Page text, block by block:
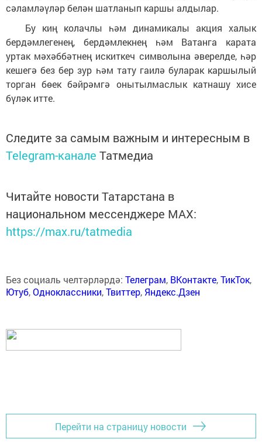
сәламләүләр белән шатланып каршы алдылар.
Бу киң колачлы һәм динамикалы акция халык
бердәмлегенең, бердәмлекнең һәм Ватанга карата
уртак мәхәббәтнең искиткеч символына әверелде, һәр
кешегә без бер зур һәм тату гаилә буларак каршылый
торган бөек бәйрәмгә онытылмаслык катнашу хисе
бүләк итте.
Следите за самым важным и интересным в
Telegram-канале Татмедиа
Читайте новости Татарстана в
национальном мессенджере MАХ:
https://max.ru/tatmedia
Без социаль челтәрләрдә: Телеграм, ВКонтакте,ТикТок,
Ютуб,Одноклассники,Твиттер, Яндекс.Дзен
Перейти на страницу новости